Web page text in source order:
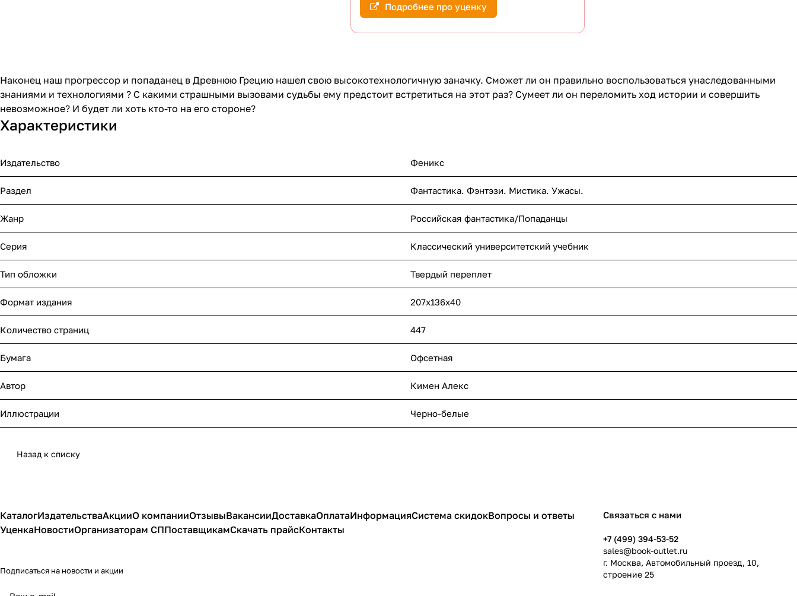
Подробнее про уценку
Наконец наш прогрессор и попаданец в Древнюю Грецию нашел свою высокотехнологичную заначку. Сможет ли он правильно воспользоваться унаследованными
знаниями и технологиями ? С какими страшными вызовами судьбы ему предстоит встретиться на этот раз? Сумеет ли он переломить ход истории и совершить
невозможное? И будет ли хоть кто-то на его стороне?
Характеристики
Издательство Феникс
Раздел Фантастика. Фэнтэзи. Мистика. Ужасы.
Жанр Российская фантастика/Попаданцы
Серия Классический университетский учебник
Тип обложки Твердый переплет
Формат издания 207x136x40
Количество страниц 447
Бумага Офсетная
Автор Кимен Алекс
Иллюстрации Черно-белые
Назад к списку
КаталогИздательстваАкцииО компанииОтзывыВакансииДоставкаОплатаИнформацияСистема скидокВопросы и ответы
УценкаНовостиОрганизаторам СППоставщикамСкачать прайсКонтакты
Подписаться на новости и акции
Связаться с нами
+7 (499) 394-53-52
sales@book-outlet.ru
г. Москва, Автомобильный проезд, 10,
строение 25